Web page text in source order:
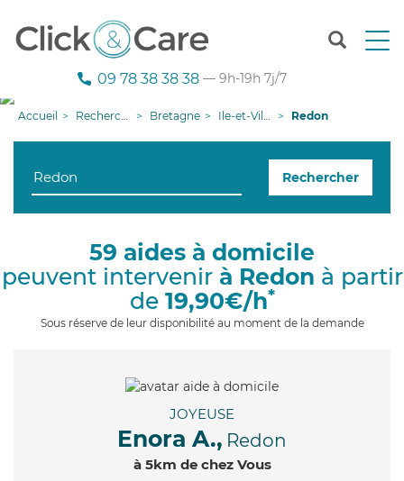
T
n
g
i
09 78 38 38 38 — 9h-19h 7j/7
Accueil Recherche aide à domicile Bretagne Ile-et-Vilaine Redon
Rechercher
59 aides à domicile
peuvent intervenir à Redon à partir
de 19,90€/h*
Sous réserve de leur disponibilité au moment de la demande
JOYEUSE
Enora A., Redon
à 5km de chez Vous